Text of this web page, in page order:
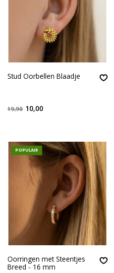
Stud Oorbellen Blaadje
19,90 10,00
POPULAIR
Oorringen met Steentjes
Breed - 16 mm